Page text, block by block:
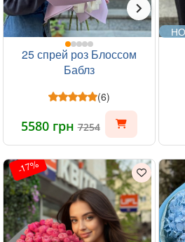
25 спрей роз Блоссом
Баблз
(6)
5580 грн7254
-17%